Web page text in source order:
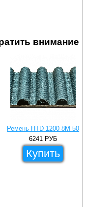
внимание
Ремень HTD 1200 8M 50
6241 РУБ
Купить